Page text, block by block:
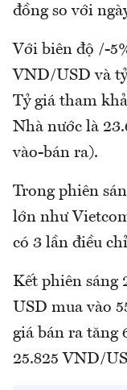
đồng so với
Với biên độ /-
VND/USD và
Tỷ giá tham
Nhà nước là
vào-bán ra).
Trong phiên
lớn như
có 3 lần điều
Kết phiên sáng
USD mua vào
giá bán ra tăng
25.825 VND/